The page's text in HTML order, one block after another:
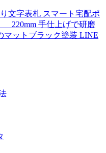
文字表札 スマート宅配ポ
手仕上げで研磨
マットブラック塗装 LINE